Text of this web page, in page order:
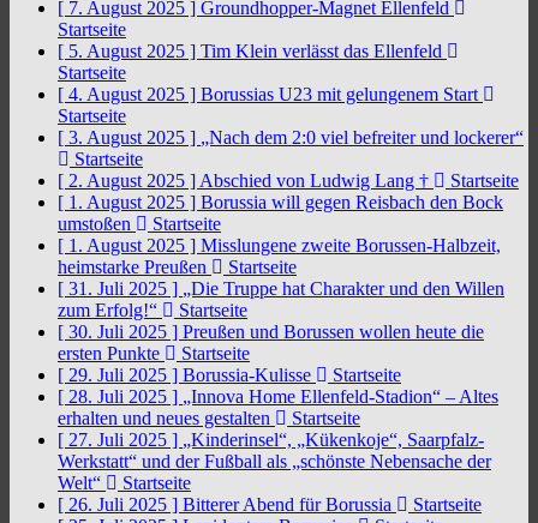
[ 7. August 2025 ] Groundhopper-Magnet Ellenfeld
Startseite
[ 5. August 2025 ] Tim Klein verlässt das Ellenfeld
Startseite
[ 4. August 2025 ] Borussias U23 mit gelungenem Start
Startseite
[ 3. August 2025 ] „Nach dem 2:0 viel befreiter und lockerer“
Startseite
[ 2. August 2025 ] Abschied von Ludwig Lang †
Startseite
[ 1. August 2025 ] Borussia will gegen Reisbach den Bock
umstoßen
Startseite
[ 1. August 2025 ] Misslungene zweite Borussen-Halbzeit,
heimstarke Preußen
Startseite
[ 31. Juli 2025 ] „Die Truppe hat Charakter und den Willen
zum Erfolg!“
Startseite
[ 30. Juli 2025 ] Preußen und Borussen wollen heute die
ersten Punkte
Startseite
[ 29. Juli 2025 ] Borussia-Kulisse
Startseite
[ 28. Juli 2025 ] „Innova Home Ellenfeld-Stadion“ – Altes
erhalten und neues gestalten
Startseite
[ 27. Juli 2025 ] „Kinderinsel“, „Kükenkoje“, Saarpfalz-
Werkstatt“ und der Fußball als „schönste Nebensache der
Welt“
Startseite
[ 26. Juli 2025 ] Bitterer Abend für Borussia
Startseite